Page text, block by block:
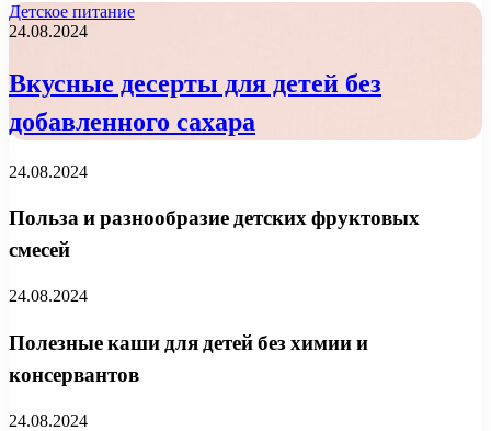
Детское питание
24.08.2024
Вкусные десерты для детей без
добавленного сахара
24.08.2024
Польза и разнообразие детских фруктовых
смесей
24.08.2024
Полезные каши для детей без химии и
консервантов
24.08.2024